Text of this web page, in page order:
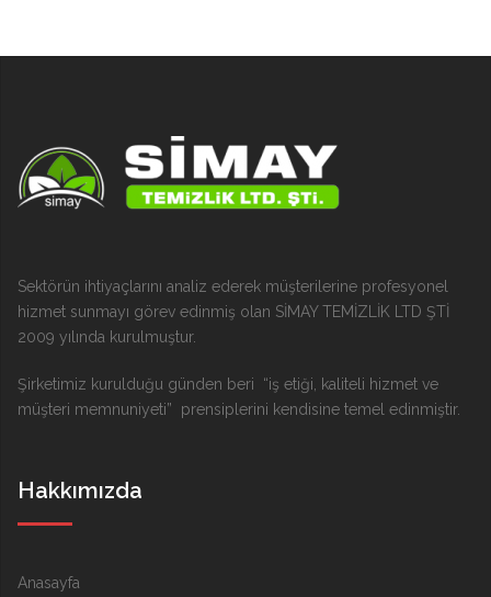
Sektörün ihtiyaçlarını analiz ederek müşterilerine profesyonel
hizmet sunmayı görev edinmiş olan SİMAY TEMİZLİK LTD ŞTİ
2009 yılında kurulmuştur.
Şirketimiz kurulduğu günden beri “iş etiği, kaliteli hizmet ve
müşteri memnuniyeti” prensiplerini kendisine temel edinmiştir.
Hakkımızda
Anasayfa